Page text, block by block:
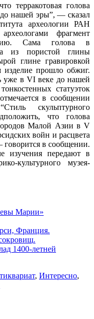
терракотовая голова
нашей эры”, — сказал
археологии РАН
фрагмент
Сама голова в
из пористой глины
глине гравировкой
изделие прошло обжиг.
уже в VI веке до нашей
статуэток
в сообщении
скульптурного
что голова
Малой Азии в V
войн и расцвета
говорится в сообщении.
изучения передают в
культурного музея-
Марии»
Франция.
1400-летней
, Интересно,